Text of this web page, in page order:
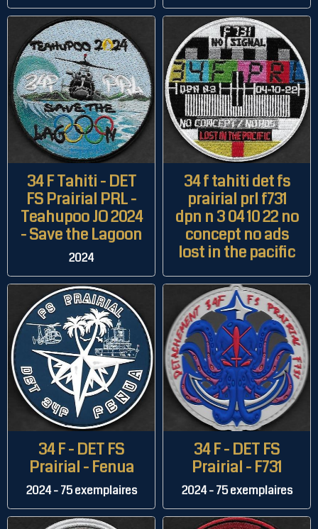
34 F Tahiti - DET
FS Prairial PRL -
Teahupoo JO 2024
- Save the Lagoon
2024
34 f tahiti det fs
prairial prl f731
dpn n 3 04 10 22 no
concept no ads
lost in the pacific
34 F - DET FS
Prairial - Fenua
2024 - 75 exemplaires
34 F - DET FS
Prairial - F731
2024 - 75 exemplaires